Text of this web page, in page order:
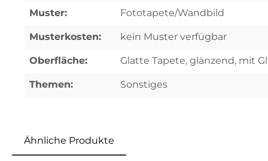
Muster: Fototapete/Wandbild
Musterkosten: kein Muster verfügbar
Oberfläche: Glatte Tapete, glänzend, mit
Themen: Sonstiges
Ähnliche Produkte